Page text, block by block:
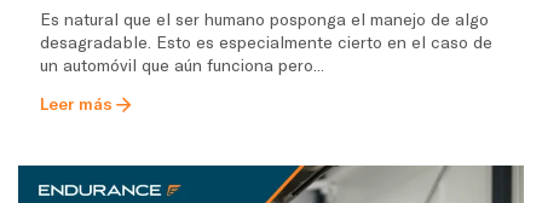
Es natural que el ser humano posponga el manejo de algo
desagradable. Esto es especialmente cierto en el caso de
un automóvil que aún funciona pero...
Leer más